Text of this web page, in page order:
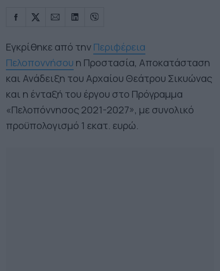
Εγκρίθηκε από τηνΠεριφέρεια
Πελοποννήσου η Προστασία, Αποκατάσταση
και Ανάδειξη του Αρχαίου Θεάτρου Σικυώνας
και η ένταξή του έργου στο Πρόγραμμα
«Πελοπόννησος 2021-2027», με συνολικό
προϋπολογισμό 1 εκατ. ευρώ.